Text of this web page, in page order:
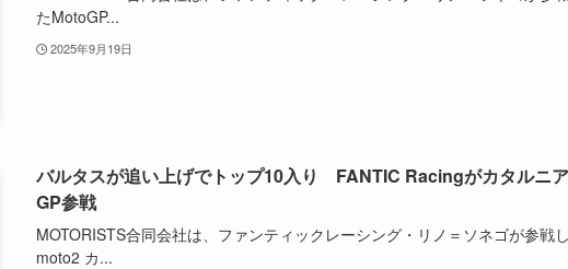
たMotoGP...
2025年9月19日
バルタスが追い上げでトップ10入り FANTIC Racingがカタルニア
GP参戦
MOTORISTS合同会社は、ファンティックレーシング・リノ＝ソネゴが参戦
moto2 カ...